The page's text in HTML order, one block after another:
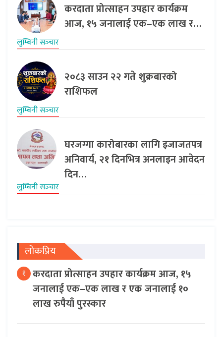
करदाता प्रोत्साहन उपहार कार्यक्रम
आज, १५ जनालाई एक–एक लाख र…
लुम्बिनी सञ्‍चार
२०८३ साउन २२ गते शुक्रबारको
राशिफल
लुम्बिनी सञ्‍चार
घरजग्गा कारोबारका लागि इजाजतपत्र
अनिवार्य, २१ दिनभित्र अनलाइन आवेदन
दिन…
लुम्बिनी सञ्‍चार
लोकप्रिय
१ करदाता प्रोत्साहन उपहार कार्यक्रम आज, १५
जनालाई एक–एक लाख र एक जनालाई १०
लाख रुपैयाँ पुरस्कार